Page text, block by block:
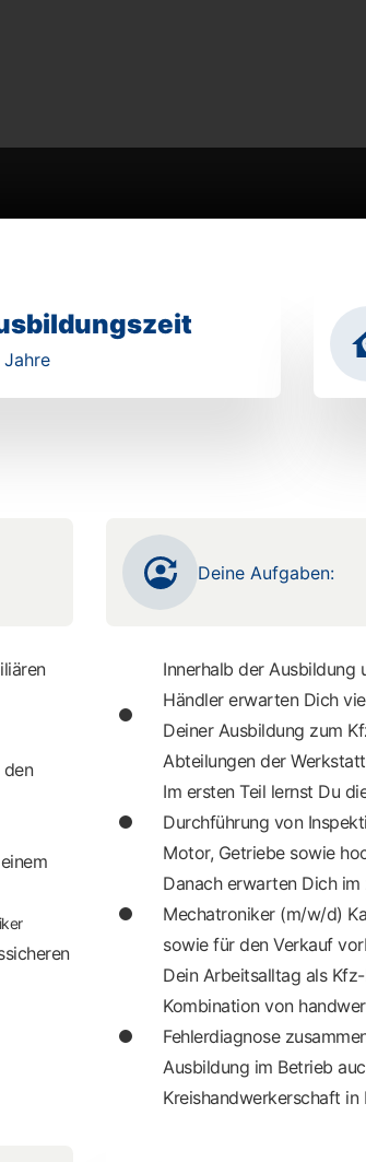
Jahre
Deine Aufgaben:
Innerhalb der Ausbildung
Händler erwarten Dich
Deiner Ausbildung zum
Abteilungen der
Im ersten Teil lernst Du
Durchführung von
Motor, Getriebe sowie
Danach erwarten Dich
Mechatroniker (m/w/d)
sowie für den Verkauf
Dein Arbeitsalltag als
Kombination von
Fehlerdiagnose
Ausbildung im Betrieb
Kreishandwerkerschaft in